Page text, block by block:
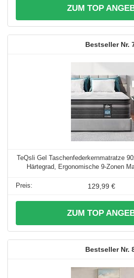
ZUM TOP
TeQsli Gel Taschenfederkernmatratze
Härtegrad, Ergonomische 9-Zonen
129,99 €
ZUM TOP